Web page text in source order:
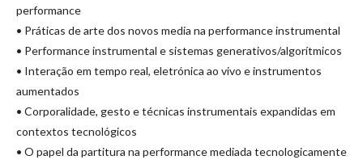
performance
• Práticas de arte dos novos media na performance instrumental
• Performance instrumental e sistemas generativos/algorítmicos
• Interação em tempo real, eletrónica ao vivo e instrumentos
aumentados
• Corporalidade, gesto e técnicas instrumentais expandidas em
contextos tecnológicos
• O papel da partitura na performance mediada tecnologicamente